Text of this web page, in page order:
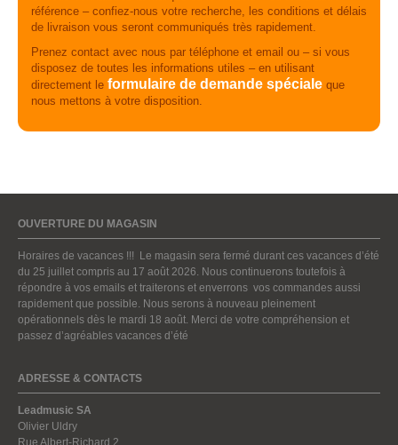
référence – confiez-nous votre recherche, les conditions et délais
de livraison vous seront communiqués très rapidement.
Prenez contact avec nous par téléphone et email ou – si vous
disposez de toutes les informations utiles – en utilisant
directement le formulaire de demande spéciale que
nous mettons à votre disposition.
OUVERTURE DU MAGASIN
Horaires de vacances !!! Le magasin sera fermé durant ces vacances d’été
du 25 juillet compris au 17 août 2026. Nous continuerons toutefois à
répondre à vos emails et traiterons et enverrons vos commandes aussi
rapidement que possible. Nous serons à nouveau pleinement
opérationnels dès le mardi 18 août. Merci de votre compréhension et
passez d’agréables vacances d’été
ADRESSE & CONTACTS
Leadmusic SA
Olivier Uldry
Rue Albert-Richard 2